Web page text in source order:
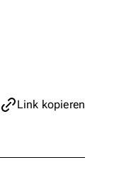
Link kopieren